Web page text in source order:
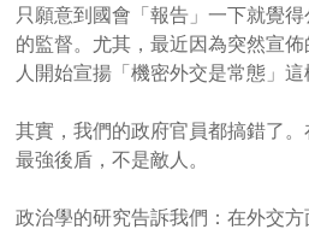
只願意到國會「報告」一下就覺
的監督。尤其，最近因為突然宣
人開始宣揚「機密外交是常態」這
其實，我們的政府官員都搞錯了
最強後盾，不是敵人。
政治學的研究告訴我們：在外交